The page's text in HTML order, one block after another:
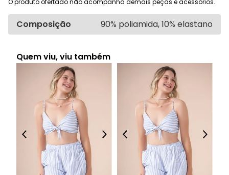
O produto ofertado não acompanha demais peças e acessórios.
Composição 90% poliamida, 10% elastano
Quem viu, viu também